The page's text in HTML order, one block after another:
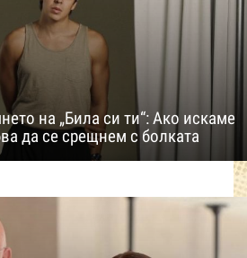
на „Била си ти“: Ако искаме
да се срещнем с болката